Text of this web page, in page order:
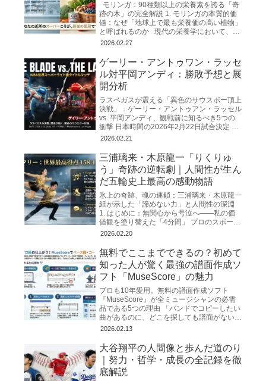
モリンガ：90種類以上の栄養素を誇る「奇
跡の木」の完全解説 1. モリンガの本質的価
値：なぜ「地球上で最も栄養価の高い植物」
と呼ばれるのか 現代の栄養学において、私
たちは「飽食の中の栄養失調」
2026.02.27
ゲーリー・アントゥワン・ラッセ
ル対平岡アンディ：勝敗予想と展
開分析
ラスベガスが震える「異色のサウスポー頂上
決戦」：ゲーリー・アントゥアン・ラッセル
vs. 平岡アンディ、観戦前に知るべき5つの
衝撃 日本時間の2026年2月22日試合決定 ゲ
ーリー・アントゥアン・ラッセルVS平岡ア
2026.02.21
三浦璃来・木原龍一「りくりゅ
う」奇跡の逆転劇｜人間性が生ん
だ五輪史上最高の感動物語
氷上の奇跡、魂の連鎖：三浦璃来・木原龍一
組が示した「諦めない力」と人間性の深淵
1. はじめに：無関心から号泣へ――私の価
値観を塗り替えた「4分間」 プロのスポー
ツ・ノンフィクション作家として、私はこれ
2026.02.20
無料でここまでできるの？初めて
知った人が驚く最強の譜面作成ソ
フト「MuseScore」の魅力
プロも10年愛用。無料の譜面作成ソフト
『MuseScore』が全ミュージシャンの必需
品である5つの理由 「バンドでコピーしたい
曲があるのに、どこを探しても譜面がない」
「ネットで見つけたコード譜が簡素すぎて、
2026.02.13
大谷翔平の人間像と歩んだ道のり
｜努力・哲学・成長の全記録を徹
底解説